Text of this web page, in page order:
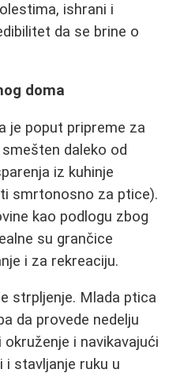
ishrani i
da se brine o
doma
je poput pripreme za
daleko od
iz kuhinje
smrtonosno za ptice).
kao podlogu zbog
su grančice
i za rekreaciju.
strpljenje. Mlada ptica
da provede nedelju
i navikavajući
i stavljanje ruku u